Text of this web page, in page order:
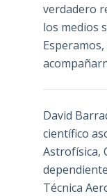
verdadero
los medios
David
científico
Astrofísica,
Técnica